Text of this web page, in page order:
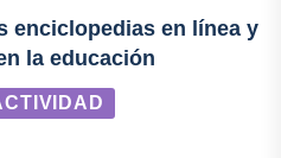
enciclopedias en línea y
la educación